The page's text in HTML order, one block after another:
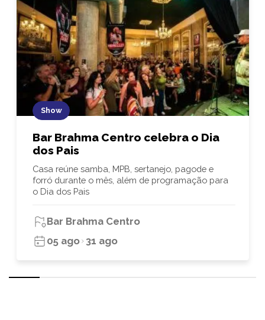
Show
Bar Brahma Centro celebra o Dia
dos Pais
Casa reúne samba, MPB, sertanejo, pagode e
forró durante o mês, além de programação para
o Dia dos Pais
Bar Brahma Centro
05 ago 31 ago